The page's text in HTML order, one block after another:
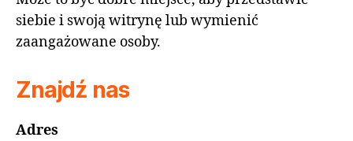
siebie i swoją witrynę lub wymienić
zaangażowane osoby.
Znajdź nas
Adres